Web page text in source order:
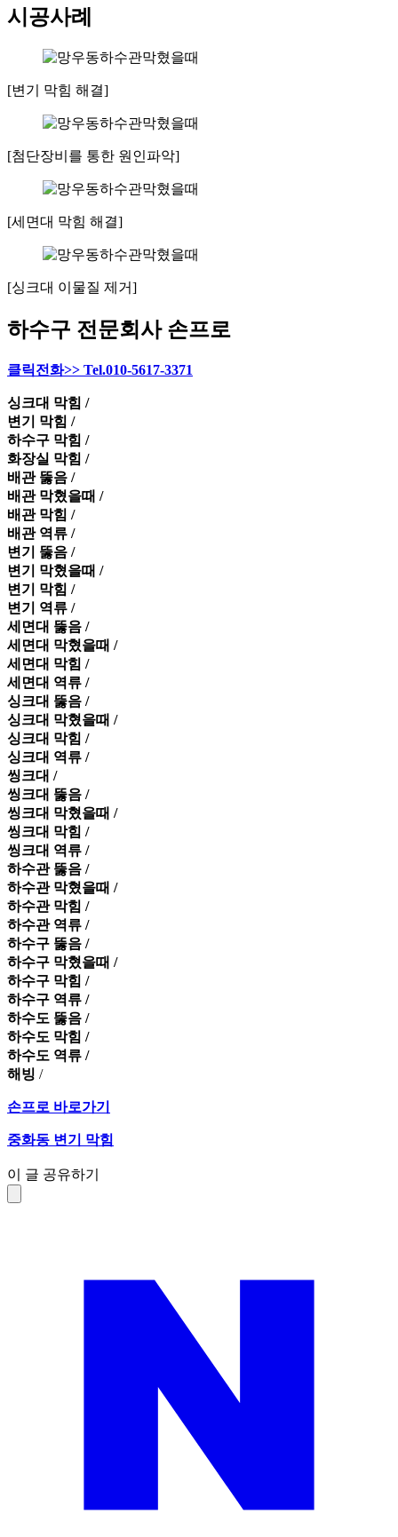
시공사례
[변기 막힘 해결]
[첨단장비를 통한 원인파악]
[세면대 막힘 해결]
[싱크대 이물질 제거]
하수구 전문회사 손프로
클릭전화>> Tel.010-5617-3371
싱크대 막힘 /
변기 막힘 /
하수구 막힘 /
화장실 막힘 /
배관 뚫음 /
배관 막혔을때 /
배관 막힘 /
배관 역류 /
변기 뚫음 /
변기 막혔을때 /
변기 막힘 /
변기 역류 /
세면대 뚫음 /
세면대 막혔을때 /
세면대 막힘 /
세면대 역류 /
싱크대 뚫음 /
싱크대 막혔을때 /
싱크대 막힘 /
싱크대 역류 /
씽크대 /
씽크대 뚫음 /
씽크대 막혔을때 /
씽크대 막힘 /
씽크대 역류 /
하수관 뚫음 /
하수관 막혔을때 /
하수관 막힘 /
하수관 역류 /
하수구 뚫음 /
하수구 막혔을때 /
하수구 막힘 /
하수구 역류 /
하수도 뚫음 /
하수도 막힘 /
하수도 역류 /
해빙 /
손프로 바로가기
중화동 변기 막힘
이 글 공유하기